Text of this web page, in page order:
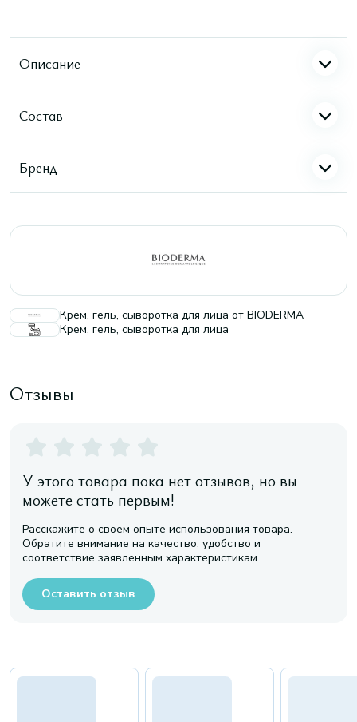
Описание
Состав
Бренд
Крем, гель, сыворотка для лица от BIODERMA
Крем, гель, сыворотка для лица
Отзывы
У этого товара пока нет отзывов, но вы
можете стать первым!
Расскажите о своем опыте использования товара.
Обратите внимание на качество, удобство и
соответствие заявленным характеристикам
Оставить отзыв